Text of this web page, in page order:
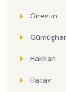
Giresun
Hakkari
Hatay